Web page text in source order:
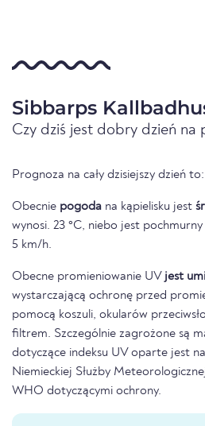
Sibbarps
Czy dziś jest dobry dzień na
Prognoza na cały dzisiejszy dzień to:
Obecnie pogoda na kąpielisku jest
wynosi. 23 °C, niebo jest
5 km/h.
Obecne promieniowanie UV jest
wystarczającą ochronę przed
pomocą koszuli, okularów
filtrem. Szczególnie zagrożone są
dotyczące indeksu UV oparte jest
Niemieckiej Służby
WHO dotyczącymi ochrony.